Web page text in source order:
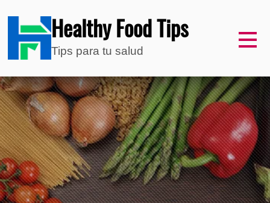
Healthy Food Tips
Tips para tu salud